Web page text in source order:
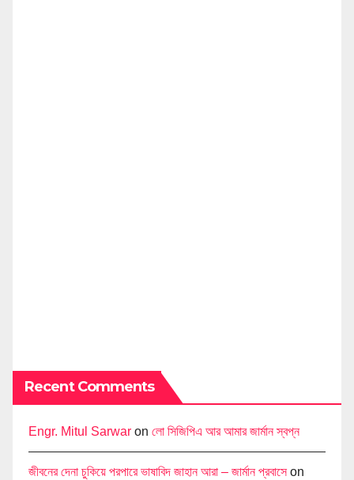
Recent Comments
Engr. Mitul Sarwar on লো সিজিপিএ আর আমার জার্মান স্বপ্ন
জীবনের দেনা চুকিয়ে পরপারে ভাষাবিদ জাহান আরা – জার্মান প্রবাসেon